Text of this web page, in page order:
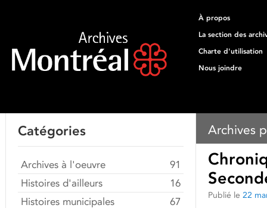
À propos
La section des
Charte d'utilisation
Nous joindre
Archives
Publié le 22
Catégories
Archives à l'oeuvre
91
Histoires d'ailleurs
16
Histoires municipales
67